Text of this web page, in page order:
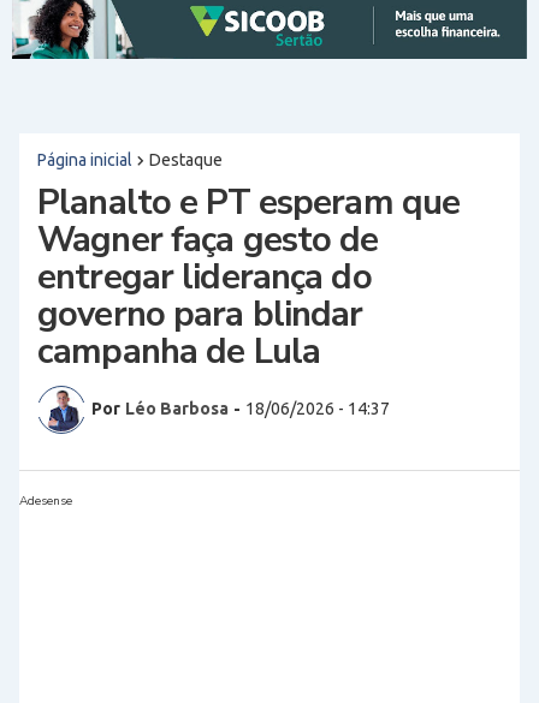
Página inicial Destaque
Planalto e PT esperam que
Wagner faça gesto de
entregar liderança do
governo para blindar
campanha de Lula
Por Léo Barbosa - 18/06/2026 - 14:37
Adesense